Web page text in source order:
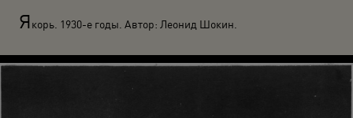
Якорь. 1930-е годы. Автор: Леонид Шокин.